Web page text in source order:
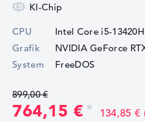
KI-Chip
CPU Intel Core i5-
Grafik
NVIDIA GeForce
System
FreeDOS
899,00 €
764,15 € 134,85 €